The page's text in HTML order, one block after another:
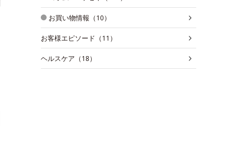
お買い物情報（10）
お客様エピソード（11）
ヘルスケア（18）